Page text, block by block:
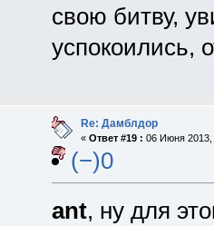
свою битву,
успокоились,
Re: Дамблдор
« Ответ #19 : 06 Июня 2013,
(−)0
ant, ну для